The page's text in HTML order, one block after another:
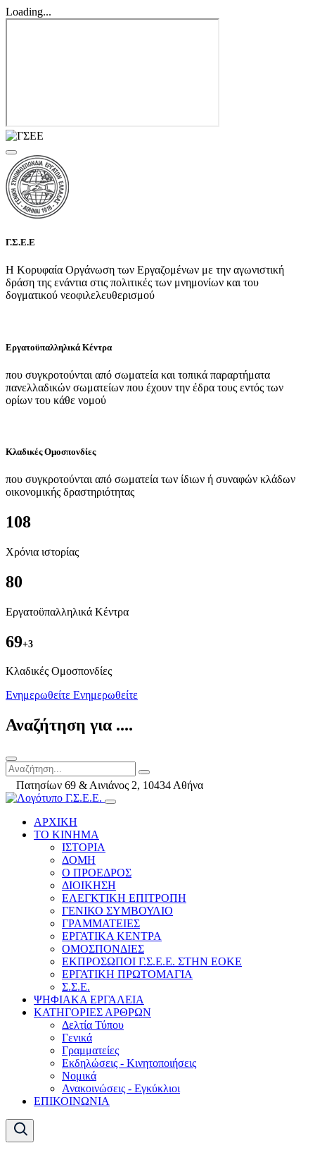
Loading...
Γ.Σ.Ε.Ε
Η Κορυφαία Οργάνωση των Εργαζομένων με την αγωνιστική
δράση της ενάντια στις πολιτικές των μνημονίων και του
δογματικού νεοφιλελευθερισμού
Εργατοϋπαλληλικά Κέντρα
που συγκροτούνται από σωματεία και τοπικά παραρτήματα
πανελλαδικών σωματείων που έχουν την έδρα τους εντός των
ορίων του κάθε νομού
Κλαδικές Ομοσπονδίες
που συγκροτούνται από σωματεία των ίδιων ή συναφών κλάδων
οικονομικής δραστηριότητας
108
Χρόνια ιστορίας
80
Εργατοϋπαλληλικά Κέντρα
69+3
Kλαδικές Ομοσπονδίες
Ενημερωθείτε Ενημερωθείτε
Αναζήτηση για ....
Πατησίων 69 & Αινιάνος 2, 10434 Αθήνα
ΑΡΧΙΚΗ
ΤΟ ΚΙΝΗΜΑ
ΙΣΤΟΡΙΑ
ΔΟΜΗ
Ο ΠΡΟΕΔΡΟΣ
ΔΙΟΙΚΗΣΗ
ΕΛΕΓΚΤΙΚΗ ΕΠΙΤΡΟΠΗ
ΓΕΝΙΚΟ ΣΥΜΒΟΥΛΙΟ
ΓΡΑΜΜΑΤΕΙΕΣ
ΕΡΓΑΤΙΚΑ ΚΕΝΤΡΑ
ΟΜΟΣΠΟΝΔΙΕΣ
ΕΚΠΡΟΣΩΠΟΙ Γ.Σ.Ε.Ε. ΣΤΗΝ ΕΟΚΕ
ΕΡΓΑΤΙΚΗ ΠΡΩΤΟΜΑΓΙΑ
Σ.Σ.Ε.
ΨΗΦΙΑΚΑ ΕΡΓΑΛΕΙΑ
ΚΑΤΗΓΟΡΙΕΣ ΑΡΘΡΩΝ
Δελτία Τύπου
Γενικά
Γραμματείες
Εκδηλώσεις - Κινητοποιήσεις
Νομικά
Ανακοινώσεις - Εγκύκλιοι
ΕΠΙΚΟΙΝΩΝΙΑ